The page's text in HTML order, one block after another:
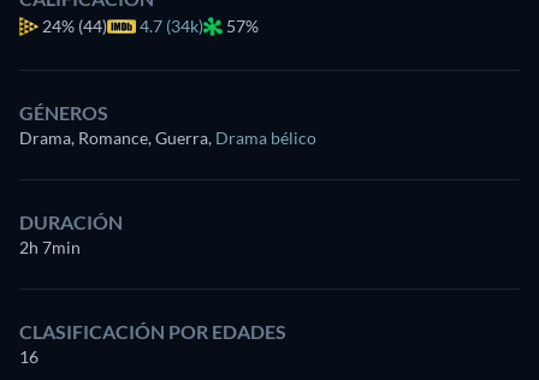
24% (44) 4.7 (34k) 57%
GÉNEROS
Drama, Romance, Guerra, Drama bélico
DURACIÓN
2h 7min
CLASIFICACIÓN POR EDADES
16